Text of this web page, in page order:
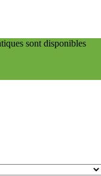
sont disponibles